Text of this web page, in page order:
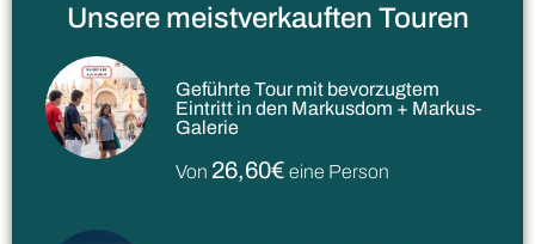
Unsere meistverkauften Touren
Geführte Tour mit bevorzugtem
Eintritt in den Markusdom + Markus-
Galerie
Von 26,60€ eine Person